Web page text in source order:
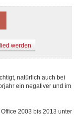
werden
natürlich auch bei
ein negativer und im
2003 bis 2013 unter